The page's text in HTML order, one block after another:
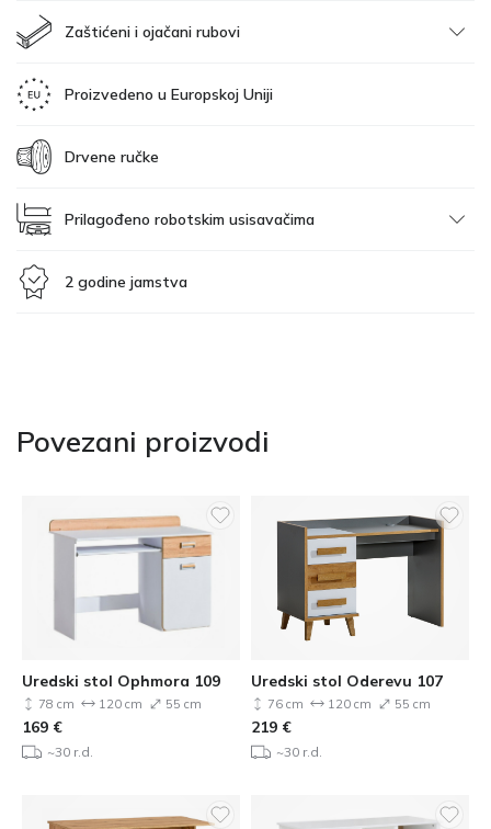
Zaštićeni i ojačani rubovi
Proizvedeno u Europskoj Uniji
Drvene ručke
Prilagođeno robotskim usisavačima
2 godine jamstva
Povezani proizvodi
Uredski stol Ophmora 109
78 cm 120 cm 55 cm
169 €
~30 r.d.
Uredski stol Oderevu 107
76 cm 120 cm 55 cm
219 €
~30 r.d.